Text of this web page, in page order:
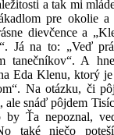
a tak mi
pre okolie
dievčence a
Já na to: „Veď
tanečníkov“. A
Eda Klenu, ktorý
Na otázku, či
ale snáď pôjdem
by Ťa nepoznal,
také niečo